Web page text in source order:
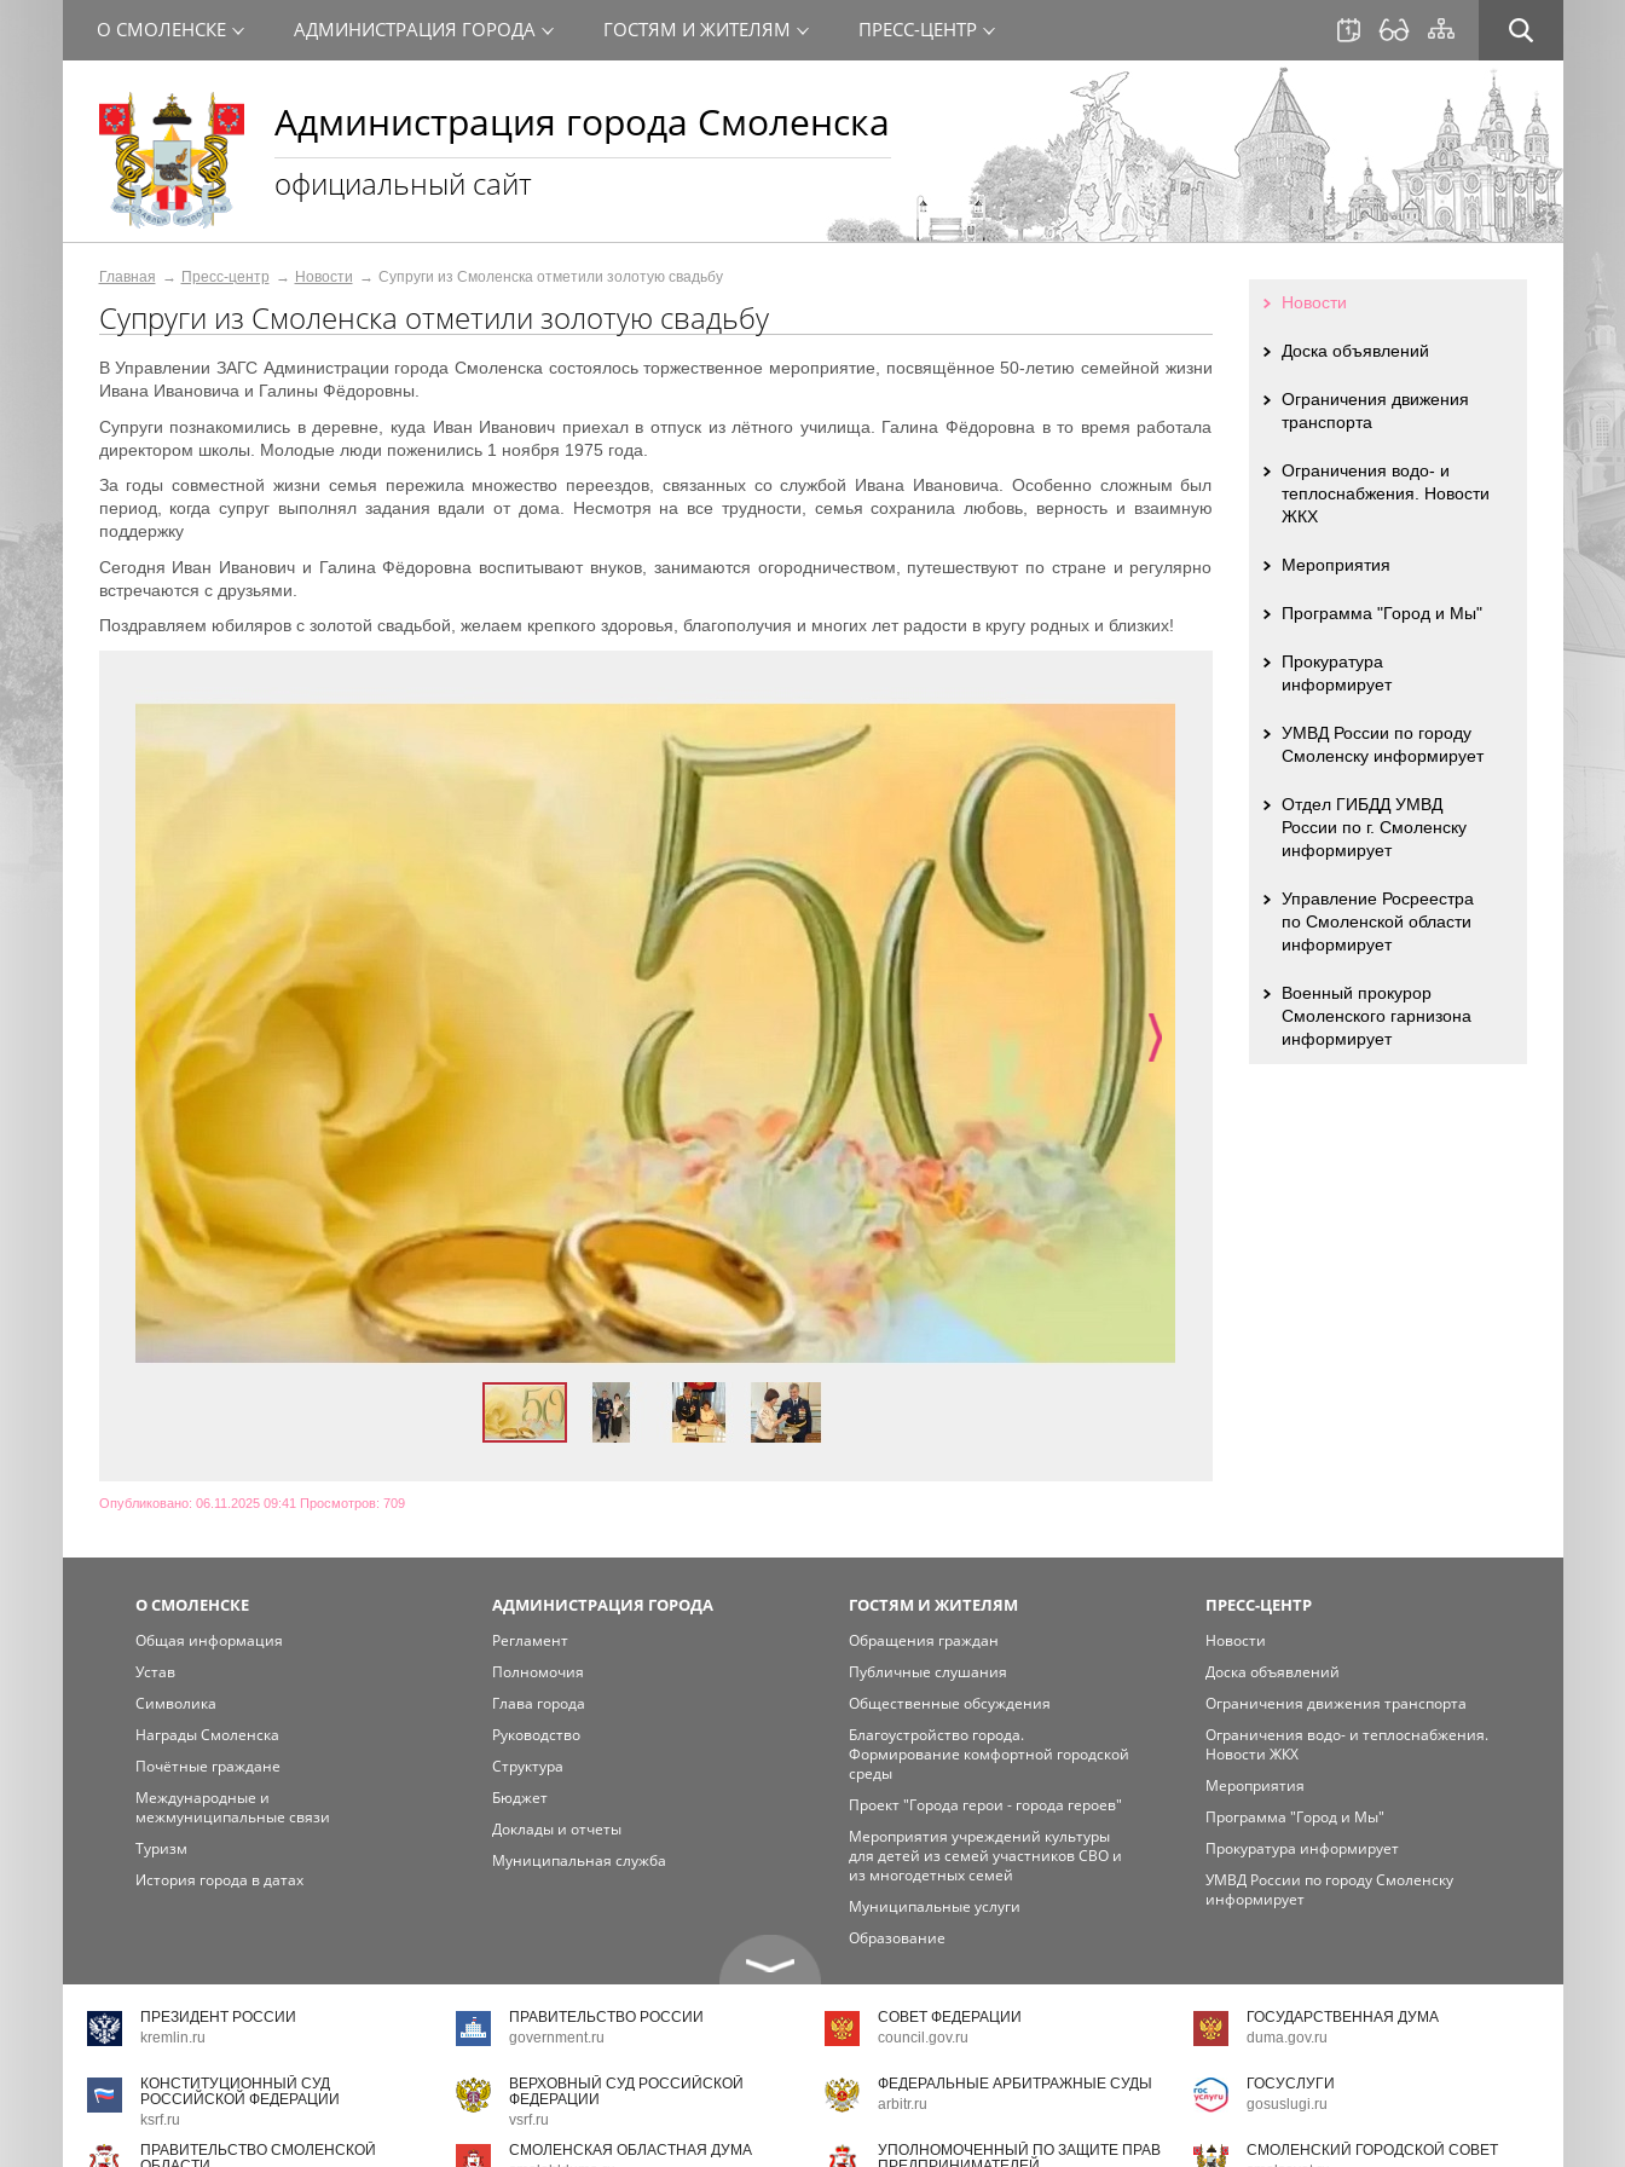
Администрация города Смоленска
официальный сайт
О СМОЛЕНСКЕ АДМИНИСТРАЦИЯ ГОРОДА ГОСТЯМ И ЖИТЕЛЯМ ПРЕСС-ЦЕНТР
Главная Пресс-центр Новости Супруги из Смоленска отметили золотую свадьбу
Супруги из Смоленска отметили золотую свадьбу
В Управлении ЗАГС Администрации города Смоленска состоялось торжественное мероприятие, посвящённое 50-летию семейной жизни
Ивана Ивановича и Галины Фёдоровны.
Супруги познакомились в деревне, куда Иван Иванович приехал в отпуск из лётного училища. Галина Фёдоровна в то время работала
директором школы. Молодые люди поженились 1 ноября 1975 года.
За годы совместной жизни семья пережила множество переездов, связанных со службой Ивана Ивановича. Особенно сложным был
период, когда супруг выполнял задания вдали от дома. Несмотря на все трудности, семья сохранила любовь, верность и взаимную
поддержку
Сегодня Иван Иванович и Галина Фёдоровна воспитывают внуков, занимаются огородничеством, путешествуют по стране и регулярно
встречаются с друзьями.
Поздравляем юбиляров с золотой свадьбой, желаем крепкого здоровья, благополучия и многих лет радости в кругу родных и близких!
Опубликовано: 06.11.2025 09:41 Просмотров: 709
Новости
Доска объявлений
Ограничения движения
транспорта
Ограничения водо- и
теплоснабжения. Новости
ЖКХ
Мероприятия
Программа "Город и Мы"
Прокуратура
информирует
УМВД России по городу
Смоленску информирует
Отдел ГИБДД УМВД
России по г. Смоленску
информирует
Управление Росреестра
по Смоленской области
информирует
Военный прокурор
Смоленского гарнизона
информирует
О СМОЛЕНСКЕ
Общая информация
Устав
Символика
Награды Смоленска
Почётные граждане
Международные и
межмуниципальные связи
Туризм
История города в датах
АДМИНИСТРАЦИЯ ГОРОДА
Регламент
Полномочия
Глава города
Руководство
Структура
Бюджет
Доклады и отчеты
Муниципальная служба
ГОСТЯМ И ЖИТЕЛЯМ
Обращения граждан
Публичные слушания
Общественные обсуждения
Благоустройство города.
Формирование комфортной городской
среды
Проект "Города герои - города героев"
Мероприятия учреждений культуры
для детей из семей участников СВО и
из многодетных семей
Муниципальные услуги
Образование
ПРЕСС-ЦЕНТР
Новости
Доска объявлений
Ограничения движения транспорта
Ограничения водо- и теплоснабжения.
Новости ЖКХ
Мероприятия
Программа "Город и Мы"
Прокуратура информирует
УМВД России по городу Смоленску
информирует
ПРЕЗИДЕНТ РОССИИ
kremlin.ru
ПРАВИТЕЛЬСТВО РОССИИ
government.ru
СОВЕТ ФЕДЕРАЦИИ
council.gov.ru
ГОСУДАРСТВЕННАЯ ДУМА
duma.gov.ru
КОНСТИТУЦИОННЫЙ СУД
РОССИЙСКОЙ ФЕДЕРАЦИИ
ksrf.ru
ВЕРХОВНЫЙ СУД РОССИЙСКОЙ
ФЕДЕРАЦИИ
vsrf.ru
ФЕДЕРАЛЬНЫЕ АРБИТРАЖНЫЕ СУДЫ
arbitr.ru
ГОСУСЛУГИ
gosuslugi.ru
ПРАВИТЕЛЬСТВО СМОЛЕНСКОЙ
СМОЛЕНСКАЯ ОБЛАСТНАЯ ДУМА
УПОЛНОМОЧЕННЫЙ ПО ЗАЩИТЕ ПРАВ
СМОЛЕНСКИЙ ГОРОДСКОЙ СОВЕТ